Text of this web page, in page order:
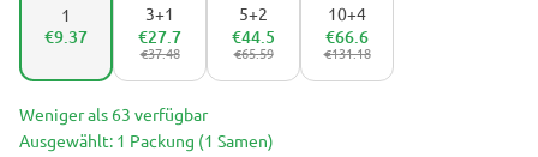
1
€9.37
3+1
€37.48
€27.7
5+2
€65.59
€44.5
10+4
€131.18
€66.6
Weniger als 63 verfügbar
Ausgewählt: 1 Packung (1 Samen)